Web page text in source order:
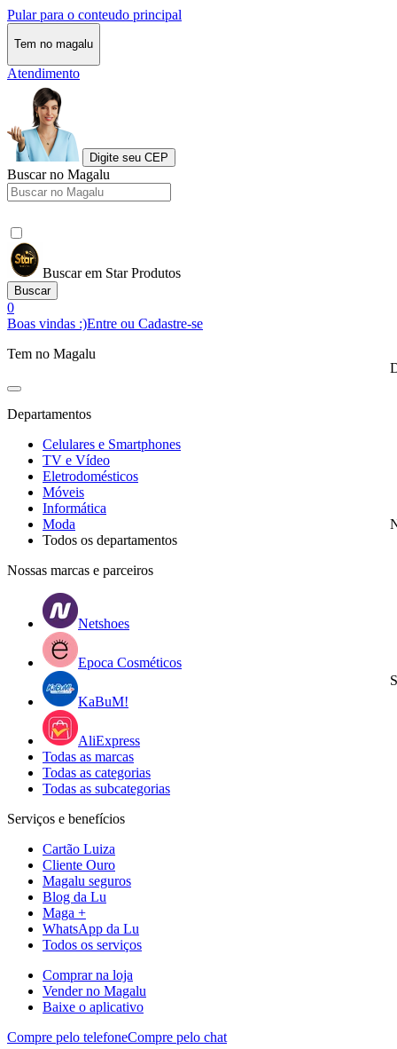
Pular para o conteudo principal
Tem no magalu
Atendimento
Digite seu CEP
Buscar no Magalu
Buscar em Star Produtos
Buscar
0
Boas vindas :)Entre ou Cadastre-se
Tem no Magalu
Departamentos
Celulares e Smartphones
TV e Vídeo
Eletrodomésticos
Móveis
Informática
Moda
Todos os departamentos
Nossas marcas e parceiros
Netshoes
Epoca Cosméticos
KaBuM!
AliExpress
Todas as marcas
Todas as categorias
Todas as subcategorias
Serviços e benefícios
Cartão Luiza
Cliente Ouro
Magalu seguros
Blog da Lu
Maga +
WhatsApp da Lu
Todos os serviços
Comprar na loja
Vender no Magalu
Baixe o aplicativo
Compre pelo telefoneCompre pelo chat